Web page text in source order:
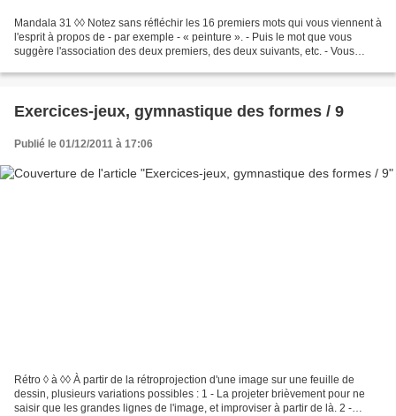
Mandala 31 ◊◊ Notez sans réfléchir les 16 premiers mots qui vous viennent à
l'esprit à propos de - par exemple - « peinture ». - Puis le mot que vous
suggère l'association des deux premiers, des deux suivants, etc. - Vous
Exercices-jeux, gymnastique des formes / 9
Publié le 01/12/2011 à 17:06
Rétro ◊ à ◊◊ À partir de la rétroprojection d'une image sur une feuille de
dessin, plusieurs variations possibles : 1 - La projeter brièvement pour ne
saisir que les grandes lignes de l'image, et improviser à partir de là. 2 -